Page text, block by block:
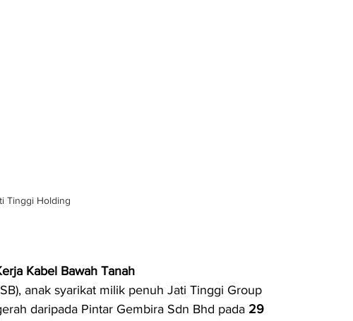
Tinggi Holding
Kabel Bawah Tanah
anak syarikat milik penuh Jati Tinggi Group
daripada Pintar Gembira Sdn Bhd pada 29